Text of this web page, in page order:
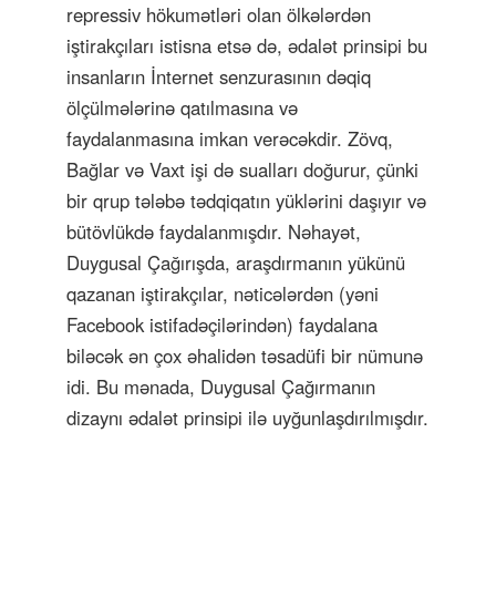
repressiv hökumətləri olan ölkələrdən
iştirakçıları istisna etsə də, ədalət prinsipi bu
insanların İnternet senzurasının dəqiq
ölçülmələrinə qatılmasına və
faydalanmasına imkan verəcəkdir. Zövq,
Bağlar və Vaxt işi də sualları doğurur, çünki
bir qrup tələbə tədqiqatın yüklərini daşıyır və
bütövlükdə faydalanmışdır. Nəhayət,
Duygusal Çağırışda, araşdırmanın yükünü
qazanan iştirakçılar, nəticələrdən (yəni
Facebook istifadəçilərindən) faydalana
biləcək ən çox əhalidən təsadüfi bir nümunə
idi. Bu mənada, Duygusal Çağırmanın
dizaynı ədalət prinsipi ilə uyğunlaşdırılmışdır.